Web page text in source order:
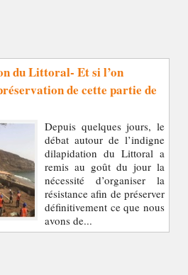
du Littoral- Et si l’on
de cette partie de
Depuis quelques jours, le
débat autour de l’indigne
dilapidation du Littoral a
remis au goût du jour la
nécessité d’organiser la
résistance afin de préserver
définitivement ce que nous
avons de...